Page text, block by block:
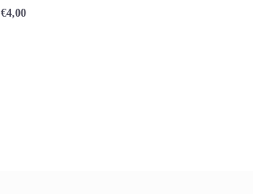
Original price was: €4,90.
€4,00Η τρέχουσα τιμή είναι: €4,00.